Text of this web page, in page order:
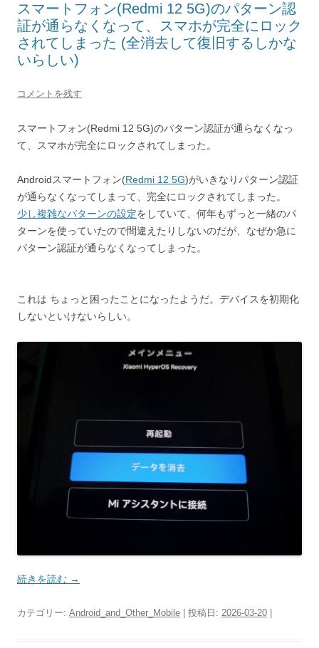
スマートフォン(Redmi 12 5G)のパターン認
証が通らなくなって、スマホが完全にロック
されてしまった (全消去して復旧するしかな
いらしい)
コメントを残す
スマートフォン(Redmi 12 5G)のパターン認証が通らなくなっ
て、スマホが完全にロックされてしまった。
Androidスマートフォン(Redmi 12 5G)がいきなりパターン認証
が通らなくなってしまって、完全にロックされてしまった。
少し複雑なパターンの設定をしていて、何年もずっと一緒のパ
ターンを使っていたので間違えたりしないのだが、なぜか急に
パターン認証が通らなくなってしまった。
これは ちょっと困ったことになったようだ。デバイスを初期化
しないといけないらしい。
続きを読む →
カテゴリー: Android_and_Other_Mobile | 投稿日: 2026-03-20